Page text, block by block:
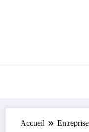
Accueil Entreprise